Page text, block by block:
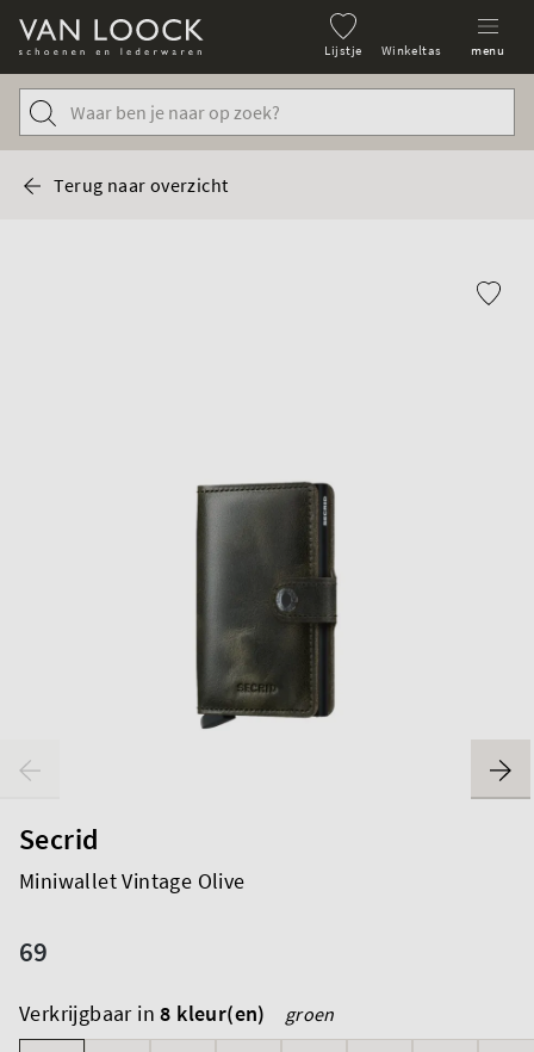
Lijstje Winkeltas menu
Terug naar overzicht
Secrid
Miniwallet Vintage Olive
69
Verkrijgbaar in8 kleur(en) groen